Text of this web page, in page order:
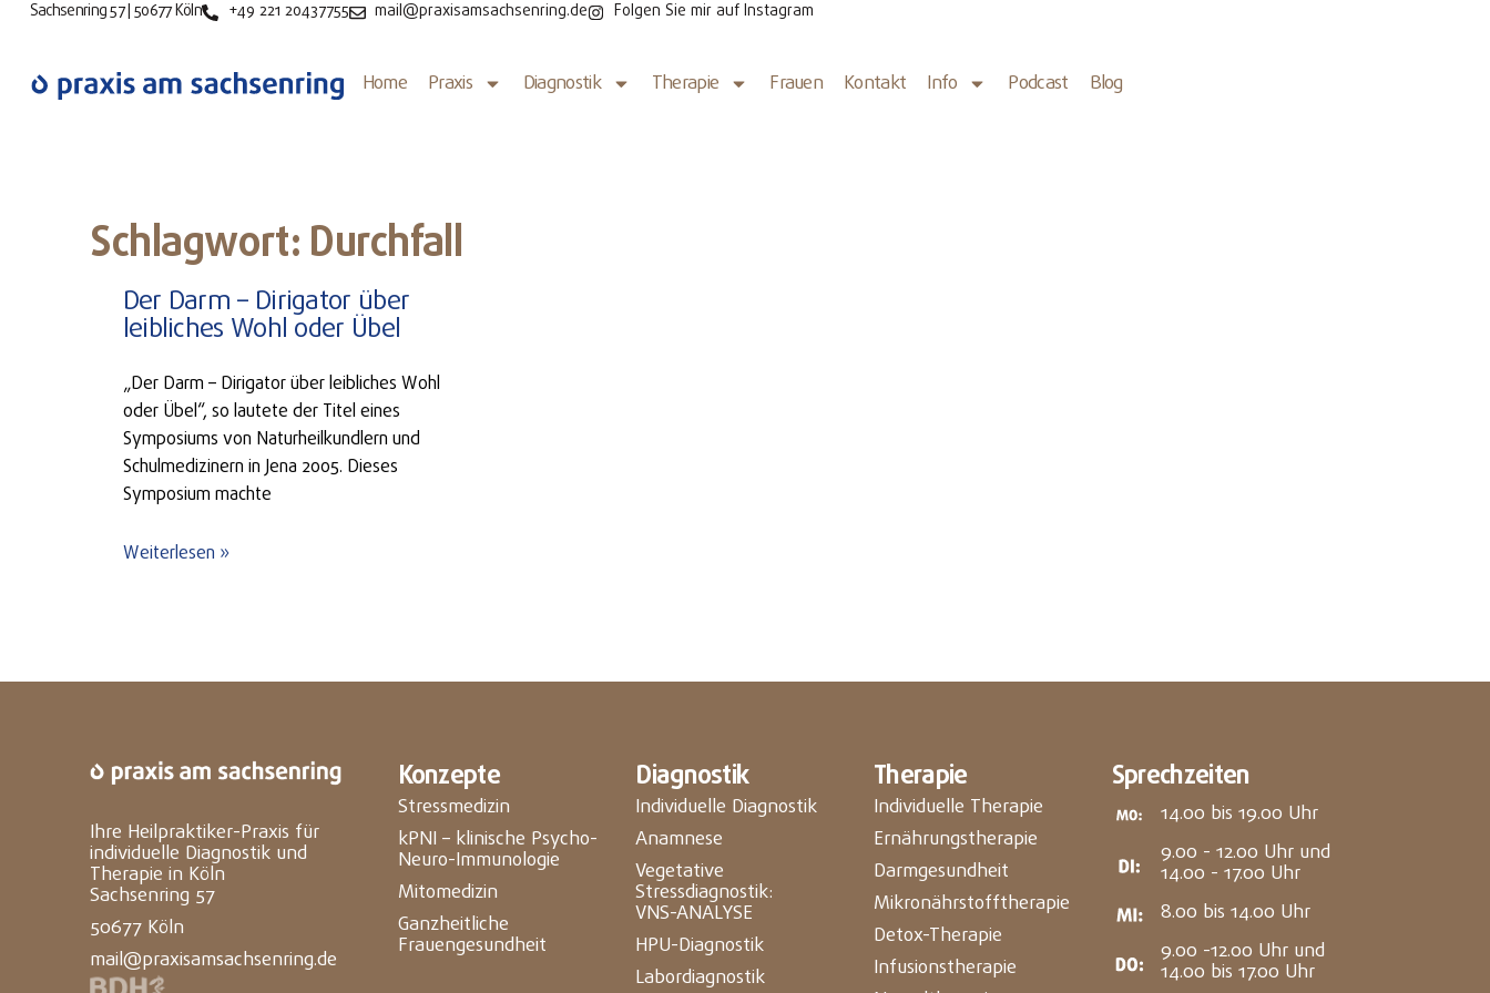
Sachsenring 57 | 50677 Köln +49 221 20437755 mail@praxisamsachsenring.de Folgen Sie mir auf Instagram
Home Praxis Diagnostik Therapie Frauen Kontakt Info Podcast Blog
Schlagwort: Durchfall
Der Darm – Dirigator über
leibliches Wohl oder Übel
„Der Darm – Dirigator über leibliches Wohl
oder Übel“, so lautete der Titel eines
Symposiums von Naturheilkundlern und
Schulmedizinern in Jena 2005. Dieses
Symposium machte
Weiterlesen »
Ihre Heilpraktiker-Praxis für
individuelle Diagnostik und
Therapie in Köln
Sachsenring 57
50677 Köln
mail@praxisamsachsenring.de
Konzepte
Stressmedizin
kPNI – klinische Psycho-
Neuro-Immunologie
Mitomedizin
Ganzheitliche
Frauengesundheit
Diagnostik
Individuelle Diagnostik
Anamnese
Vegetative
Stressdiagnostik:
VNS-ANALYSE
HPU-Diagnostik
Labordiagnostik
Therapie
Individuelle Therapie
Ernährungstherapie
Darmgesundheit
Mikronährstofftherapie
Detox-Therapie
Infusionstherapie
Sprechzeiten
14.00 bis 19.00 Uhr
9.00 - 12.00 Uhr und
14.00 - 17.00 Uhr
8.00 bis 14.00 Uhr
9.00 -12.00 Uhr und
14.00 bis 17.00 Uhr